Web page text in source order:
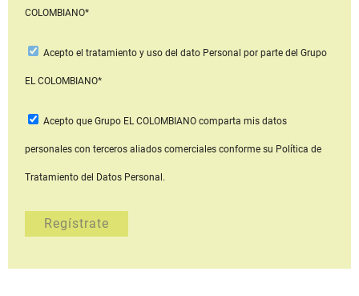
COLOMBIANO*
Acepto el tratamiento y uso del dato Personal por parte del Grupo
EL COLOMBIANO*
Acepto que Grupo EL COLOMBIANOcomparta mis datos
personales con terceros aliados comerciales conforme su Política de
Tratamiento del Datos Personal.